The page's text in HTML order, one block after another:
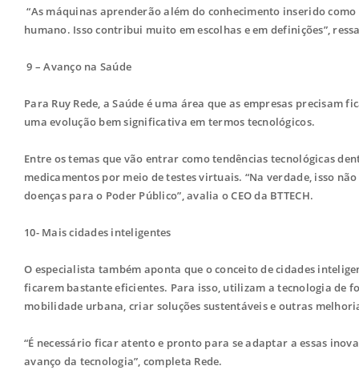
“As máquinas aprenderão além do conhecimento inserido
humano. Isso contribui muito em escolhas e em definições”,
9 – Avanço na Saúde
Para Ruy Rede, a Saúde é uma área que as empresas precisam
uma evolução bem significativa em termos tecnológicos.
Entre os temas que vão entrar como tendências tecnológicas
medicamentos por meio de testes virtuais. “Na verdade, isso
doenças para o Poder Público”, avalia o CEO da BTTECH.
10- Mais cidades inteligentes
O especialista também aponta que o conceito de cidades
ficarem bastante eficientes. Para isso, utilizam a tecnologia
mobilidade urbana, criar soluções sustentáveis e outras
“É necessário ficar atento e pronto para se adaptar a essas
avanço da tecnologia”, completa Rede.